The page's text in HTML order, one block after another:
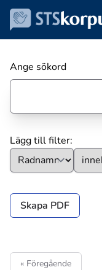
Ange sökord
Lägg till filter:
Skapa PDF
« Föregående